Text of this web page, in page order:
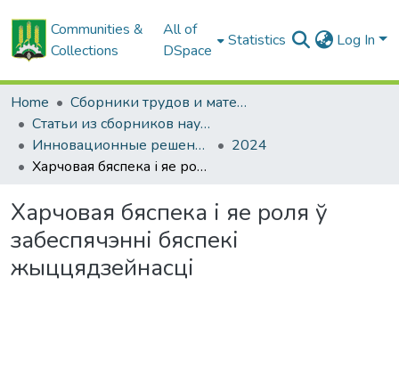
Communities &
Collections
All of
DSpace
Statistics Log In
Home
Сборники трудов и материалов конференций
Статьи из сборников научных трудов
Инновационные решения в технологиях и механизации сельскохозяйственного производства
2024
Харчовая бяспека і яе роля ў забеспячэнні бяспекі жыццядзейнасці
Харчовая бяспека і яе роля ў
забеспячэнні бяспекі
жыццядзейнасці